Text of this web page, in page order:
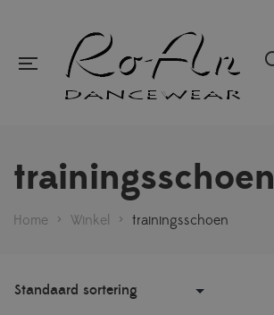
trainingsschoen
Home > Winkel > trainingsschoen